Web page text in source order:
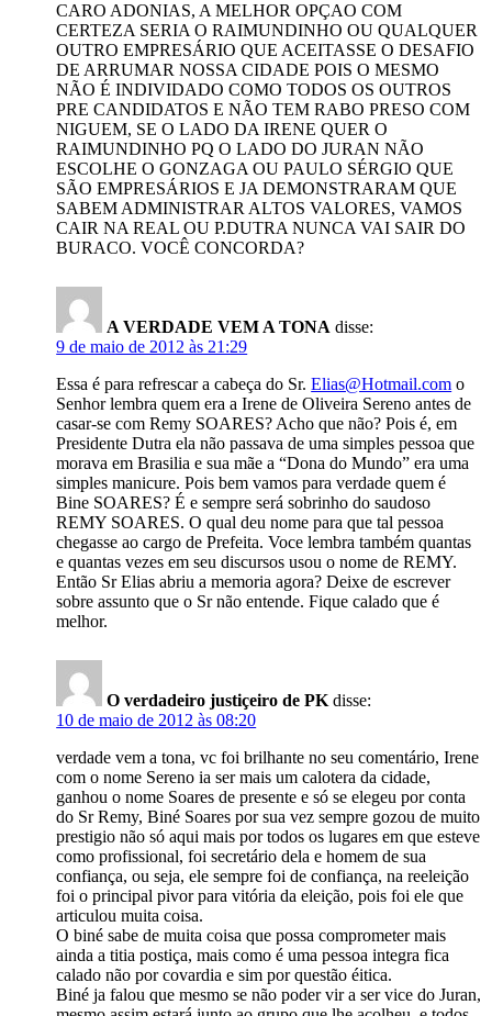
CARO ADONIAS, A MELHOR OPÇAO COM
CERTEZA SERIA O RAIMUNDINHO OU QUALQUER
OUTRO EMPRESÁRIO QUE ACEITASSE O DESAFIO
DE ARRUMAR NOSSA CIDADE POIS O MESMO
NÃO É INDIVIDADO COMO TODOS OS OUTROS
PRE CANDIDATOS E NÃO TEM RABO PRESO COM
NIGUEM, SE O LADO DA IRENE QUER O
RAIMUNDINHO PQ O LADO DO JURAN NÃO
ESCOLHE O GONZAGA OU PAULO SÉRGIO QUE
SÃO EMPRESÁRIOS E JA DEMONSTRARAM QUE
SABEM ADMINISTRAR ALTOS VALORES, VAMOS
CAIR NA REAL OU P.DUTRA NUNCA VAI SAIR DO
BURACO. VOCÊ CONCORDA?
A VERDADE VEM A TONA disse:
9 de maio de 2012 às 21:29
Essa é para refrescar a cabeça do Sr.Elias@Hotmail.com o
Senhor lembra quem era a Irene de Oliveira Sereno antes de
casar-se com Remy SOARES? Acho que não? Pois é, em
Presidente Dutra ela não passava de uma simples pessoa que
morava em Brasilia e sua mãe a “Dona do Mundo” era uma
simples manicure. Pois bem vamos para verdade quem é
Bine SOARES? É e sempre será sobrinho do saudoso
REMY SOARES. O qual deu nome para que tal pessoa
chegasse ao cargo de Prefeita. Voce lembra também quantas
e quantas vezes em seu discursos usou o nome de REMY.
Então Sr Elias abriu a memoria agora? Deixe de escrever
sobre assunto que o Sr não entende. Fique calado que é
melhor.
O verdadeiro justiçeiro de PK disse:
10 de maio de 2012 às 08:20
verdade vem a tona, vc foi brilhante no seu comentário, Irene
com o nome Sereno ia ser mais um calotera da cidade,
ganhou o nome Soares de presente e só se elegeu por conta
do Sr Remy, Biné Soares por sua vez sempre gozou de muito
prestigio não só aqui mais por todos os lugares em que esteve
como profissional, foi secretário dela e homem de sua
confiança, ou seja, ele sempre foi de confiança, na reeleição
foi o principal pivor para vitória da eleição, pois foi ele que
articulou muita coisa.
O biné sabe de muita coisa que possa comprometer mais
ainda a titia postiça, mais como é uma pessoa integra fica
calado não por covardia e sim por questão éitica.
Biné ja falou que mesmo se não poder vir a ser vice do Juran,